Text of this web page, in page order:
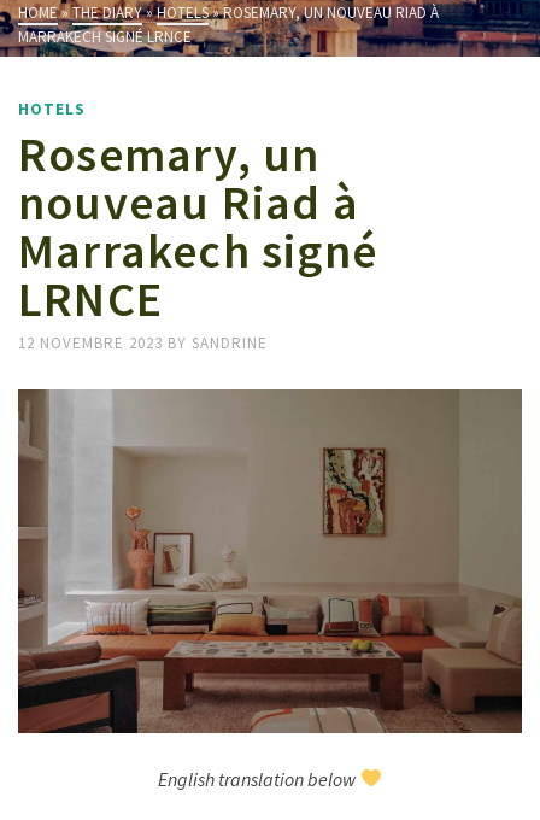
HOME» THE DIARY»HOTELS»ROSEMARY, UN NOUVEAU RIAD À
MARRAKECH SIGNÉ LRNCE
HOTELS
Rosemary, un
nouveau Riad à
Marrakech signé
LRNCE
12 NOVEMBRE 2023 BY SANDRINE
English translation below